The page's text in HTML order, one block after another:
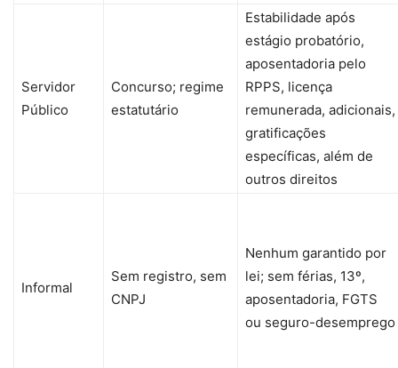
Servidor
Público
Concurso; regime
estatutário
Estabilidade após
estágio probatório,
aposentadoria pelo
RPPS, licença
remunerada, adicionais,
gratificações
específicas, além de
outros direitos
Informal
Sem registro, sem
CNPJ
Nenhum garantido por
lei; sem férias, 13º,
aposentadoria, FGTS
ou seguro-desemprego